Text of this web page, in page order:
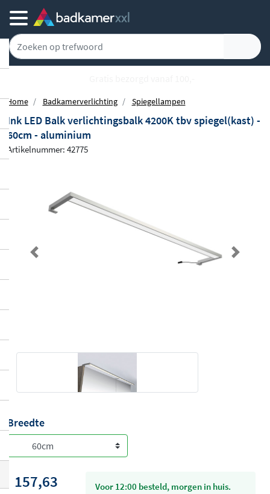
Home Badkamerverlichting Spiegellampen
Ink LED Balk verlichtingsbalk 4200K tbv spiegel(kast) -
60cm - aluminium
Artikelnummer: 42775
Previous Next
Breedte
157,63 voor 12:00 besteld, morgen in huis.